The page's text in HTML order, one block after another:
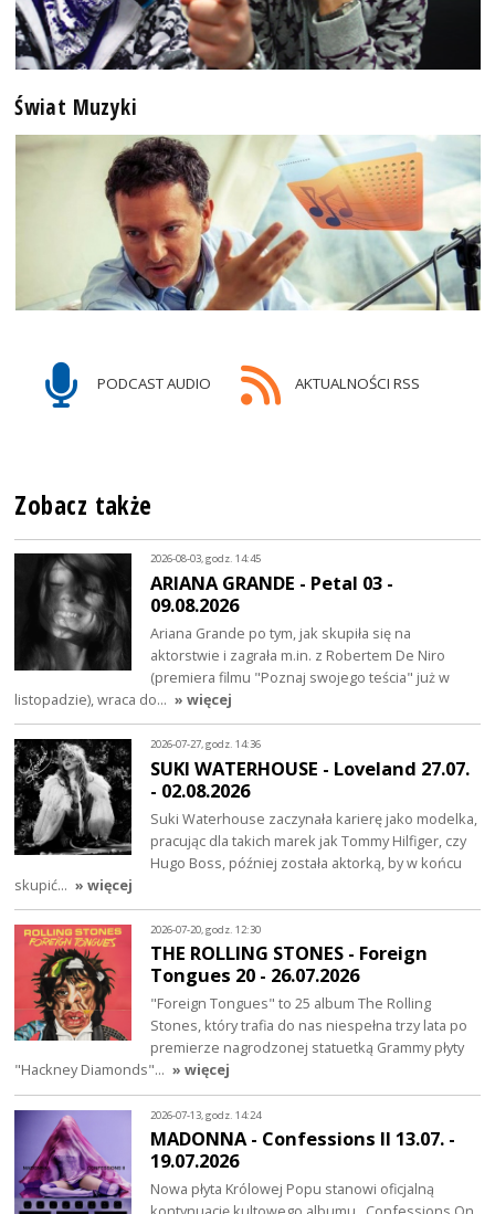
Świat Muzyki
PODCAST AUDIO AKTUALNOŚCI RSS
Zobacz także
2026-08-03, godz. 14:45
ARIANA GRANDE - Petal 03 -
09.08.2026
Ariana Grande po tym, jak skupiła się na
aktorstwie i zagrała m.in. z Robertem De Niro
(premiera filmu "Poznaj swojego teścia" już w
listopadzie), wraca do… » więcej
2026-07-27, godz. 14:36
SUKI WATERHOUSE - Loveland 27.07.
- 02.08.2026
Suki Waterhouse zaczynała karierę jako modelka,
pracując dla takich marek jak Tommy Hilfiger, czy
Hugo Boss, później została aktorką, by w końcu
skupić… » więcej
2026-07-20, godz. 12:30
THE ROLLING STONES - Foreign
Tongues 20 - 26.07.2026
"Foreign Tongues" to 25 album The Rolling
Stones, który trafia do nas niespełna trzy lata po
premierze nagrodzonej statuetką Grammy płyty
"Hackney Diamonds"… » więcej
2026-07-13, godz. 14:24
MADONNA - Confessions II 13.07. -
19.07.2026
Nowa płyta Królowej Popu stanowi oficjalną